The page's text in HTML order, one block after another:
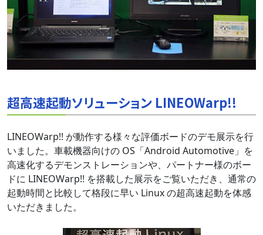
超高速起動ソリューション LINEOWarp!!
LINEOWarp!! が動作する様々な評価ボードのデモ展示を行
いました。車載機器向けの OS「Android Automotive」を
高速化するデモンストレーションや、パートナー様のボー
ドに LINEOWarp!! を搭載した展示をご覧いただき、通常の
起動時間と比較して格段に早い Linux の超高速起動を体感
いただきました。